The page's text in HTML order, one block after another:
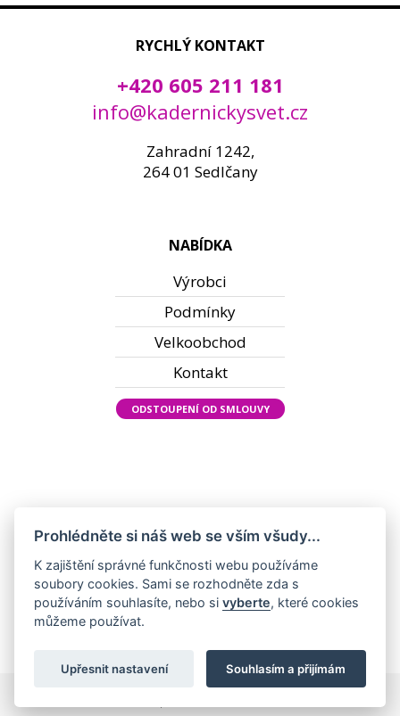
RYCHLÝ KONTAKT
+420 605 211 181
info@kadernickysvet.cz
Zahradní 1242,
264 01 Sedlčany
NABÍDKA
Výrobci
Podmínky
Velkoobchod
Kontakt
ODSTOUPENÍ OD SMLOUVY
Všechna práva vyhrazena ©2022 KadeřnickýSvět.cz |Nastavení cookies
Prohlédněte si náš web se vším všudy...
K zajištění správné funkčnosti webu používáme
soubory cookies. Sami se rozhodněte zda s
používáním souhlasíte, nebo sivyberte, které cookies
můžeme používat.
Souhlasím a přijímám
Upřesnit nastavení